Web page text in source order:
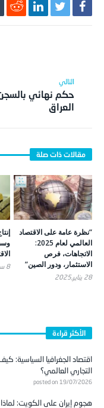
حكم نهائي
العراق
“نظرة عامة على الاقتصاد
العالمي لعام 2025:
الاتجاهات، فرص
الاستثمار، ودور الصين”
28 يناير,2025
8 سبتمبر,2024
الأكثر قراءة
اقتصاد الجغرافيا السياسية:
التجاري العالمي؟
posted on 19/07/2026
هجوم إيران على الكويت: